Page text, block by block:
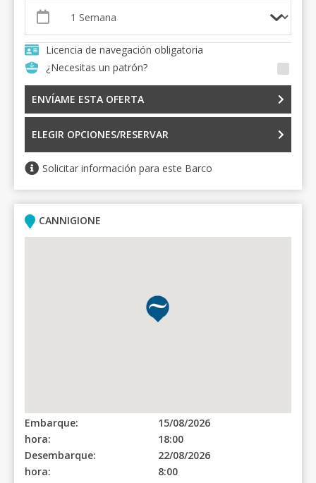
Licencia de navegación obligatoria
¿Necesitas un patrón?
ENVÍAME ESTA OFERTA
ELEGIR OPCIONES/RESERVAR
Solicitar información para este Barco
CANNIGIONE
Embarque:
15/08/2026
hora:
18:00
Desembarque:
22/08/2026
hora:
8:00